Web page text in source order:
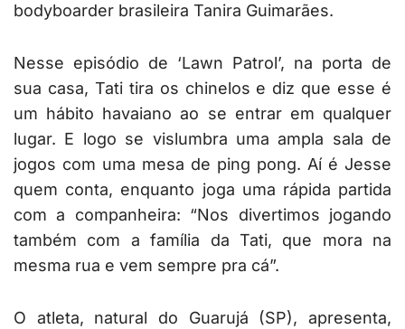
bodyboarder brasileira Tanira Guimarães.
Nesse episódio de ‘Lawn Patrol’, na porta de
sua casa, Tati tira os chinelos e diz que esse é
um hábito havaiano ao se entrar em qualquer
lugar. E logo se vislumbra uma ampla sala de
jogos com uma mesa de ping pong. Aí é Jesse
quem conta, enquanto joga uma rápida partida
com a companheira: “Nos divertimos jogando
também com a família da Tati, que mora na
mesma rua e vem sempre pra cá”.
O atleta, natural do Guarujá (SP), apresenta,